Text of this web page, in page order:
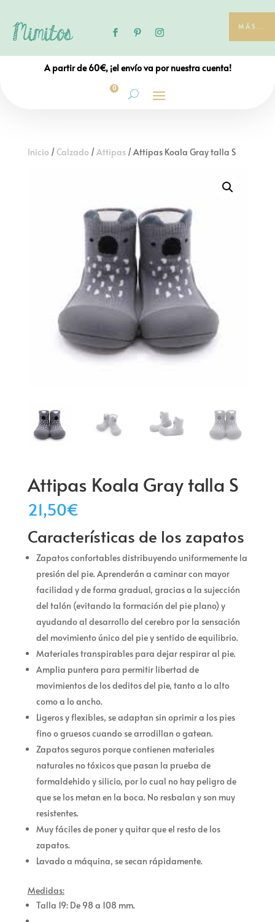
MÁS...
A partir de 60€, ¡el envío va por nuestra cuenta!
0
Inicio /Calzado /Attipas/ Attipas Koala Gray talla S
Attipas Koala Gray talla S
21,50€
Características de los zapatos
Zapatos confortables distribuyendo uniformemente la
presión del pie. Aprenderán a caminar con mayor
facilidad y de forma gradual, gracias a la sujección
del talón (evitando la formación del pie plano) y
ayudando al desarrollo del cerebro por la sensación
del movimiento único del pie y sentido de equilibrio.
Materiales transpirables para dejar respirar al pie.
Amplia puntera para permitir libertad de
movimientos de los deditos del pie, tanto a lo alto
como a lo ancho.
Ligeros y flexibles, se adaptan sin oprimir a los pies
fino o gruesos cuando se arrodillan o gatean.
Zapatos seguros porque contienen materiales
naturales no tóxicos que pasan la prueba de
formaldehido y silicio, por lo cual no hay peligro de
que se los metan en la boca. No resbalan y son muy
resistentes.
Muy fáciles de poner y quitar que el resto de los
zapatos.
Lavado a máquina, se secan rápidamente.
Medidas:
Talla 19: De 98 a 108 mm.